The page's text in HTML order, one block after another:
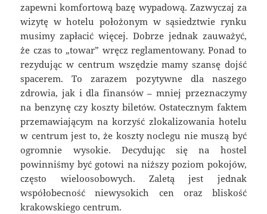
zapewni komfortową bazę wypadową. Zazwyczaj za
wizytę w hotelu położonym w sąsiedztwie rynku
musimy zapłacić więcej. Dobrze jednak zauważyć,
że czas to „towar” wręcz reglamentowany. Ponad to
rezydując w centrum wszędzie mamy szansę dojść
spacerem. To zarazem pozytywne dla naszego
zdrowia, jak i dla finansów – mniej przeznaczymy
na benzynę czy koszty biletów. Ostatecznym faktem
przemawiającym na korzyść zlokalizowania hotelu
w centrum jest to, że koszty noclegu nie muszą być
ogromnie wysokie. Decydując się na hostel
powinniśmy być gotowi na niższy poziom pokojów,
często wieloosobowych. Zaletą jest jednak
współobecność niewysokich cen oraz bliskość
krakowskiego centrum.